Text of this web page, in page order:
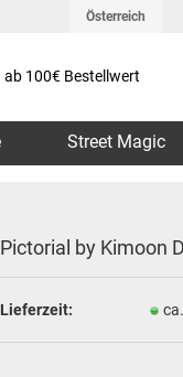
Österreich
erstellen
ab 100€ Bestellwert
Street Magic
Pictorial by Kimoon
Lieferzeit: